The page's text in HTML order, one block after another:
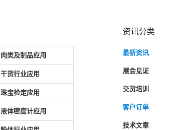
肉类及制品应用
干货行业应用
珠宝检定应用
液体密度计应用
资讯分类
最新资讯
展会见证
交货培训
客户订单
技术文章